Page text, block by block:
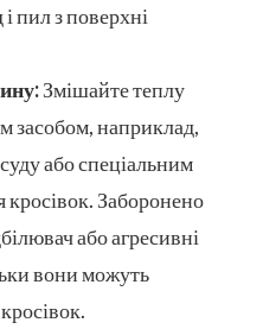
пил з поверхні
Змішайте теплу
засобом, наприклад,
або спеціальним
Заборонено
або агресивні
вони можуть